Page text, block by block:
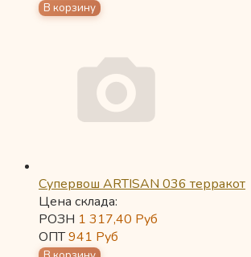
Супервош ARTISAN 036 терракот
Цена склада:
РОЗН 1 317,40 Руб
ОПТ941 Руб